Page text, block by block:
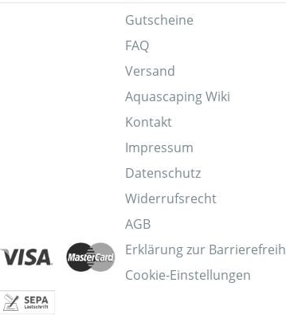
Gutscheine
FAQ
Versand
Aquascaping Wiki
Kontakt
Impressum
Datenschutz
Widerrufsrecht
AGB
Erklärung zur
Cookie-Einstellungen